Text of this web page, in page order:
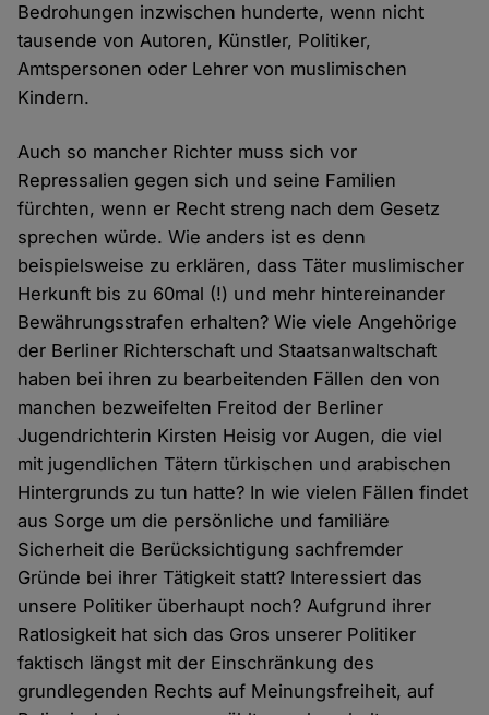
Bedrohungen inzwischen hunderte, wenn nicht
tausende von Autoren, Künstler, Politiker,
Amtspersonen oder Lehrer von muslimischen
Kindern.
Auch so mancher Richter muss sich vor
Repressalien gegen sich und seine Familien
fürchten, wenn er Recht streng nach dem Gesetz
sprechen würde. Wie anders ist es denn
beispielsweise zu erklären, dass Täter muslimischer
Herkunft bis zu 60mal (!) und mehr hintereinander
Bewährungsstrafen erhalten? Wie viele Angehörige
der Berliner Richterschaft und Staatsanwaltschaft
haben bei ihren zu bearbeitenden Fällen den von
manchen bezweifelten Freitod der Berliner
Jugendrichterin Kirsten Heisig vor Augen, die viel
mit jugendlichen Tätern türkischen und arabischen
Hintergrunds zu tun hatte? In wie vielen Fällen findet
aus Sorge um die persönliche und familiäre
Sicherheit die Berücksichtigung sachfremder
Gründe bei ihrer Tätigkeit statt? Interessiert das
unsere Politiker überhaupt noch? Aufgrund ihrer
Ratlosigkeit hat sich das Gros unserer Politiker
faktisch längst mit der Einschränkung des
grundlegenden Rechts auf Meinungsfreiheit, auf